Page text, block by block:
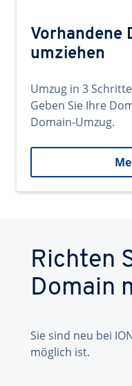
Vorhandene
umziehen
Umzug in 3
Geben Sie Ihre
Domain-Umzug.
Richten
Domain
Sie sind neu bei
möglich ist.